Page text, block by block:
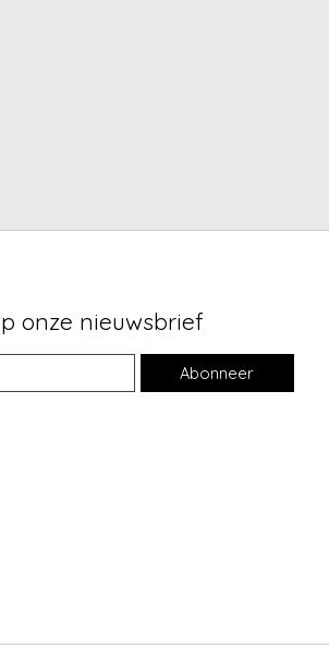
onze nieuwsbrief
Abonneer